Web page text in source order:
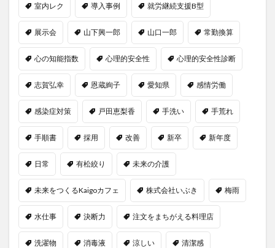
室内レク 導入事例 就労継続支援B型
展示会 山下興一郎 山口一郎 常勤換算
心の知能指数 心理的安全性 心理的安全性診断
志賀弘幸 恩蔵絢子 愛知県 感情労働
感染症対策 戸田恵梨香 手洗い 手荒れ
手順書 採用 改善 新卒 新年度
日常 有松絞り 未来の介護
未来をつくるKaigoカフェ 株式会社いぶき 梅雨
水仕事 決断力 注文をまちがえる料理店
洗濯物 消毒液 涼しい 清潔感